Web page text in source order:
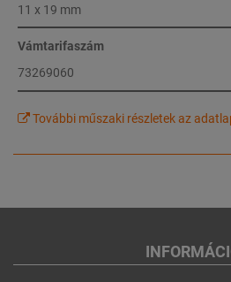
11 x 19 mm
Vámtarifaszám
73269060
További műszaki részletek az